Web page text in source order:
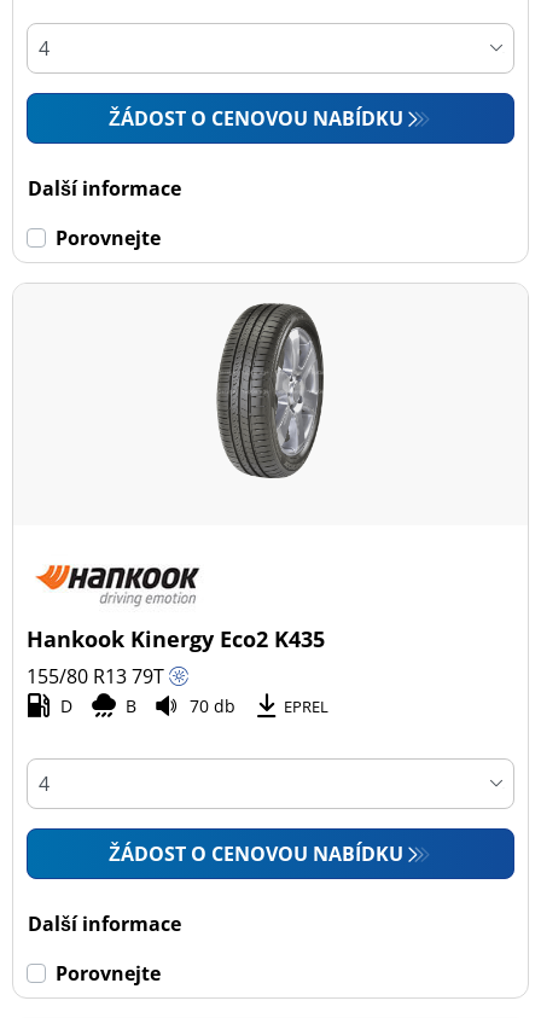
ŽÁDOST O CENOVOU NABÍDKU
Další informace
Porovnejte
Hankook Kinergy Eco2 K435
155/80 R1379T
D B 70 db EPREL
ŽÁDOST O CENOVOU NABÍDKU
Další informace
Porovnejte